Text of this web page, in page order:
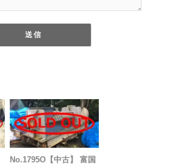
No.1795O【中古】 富国